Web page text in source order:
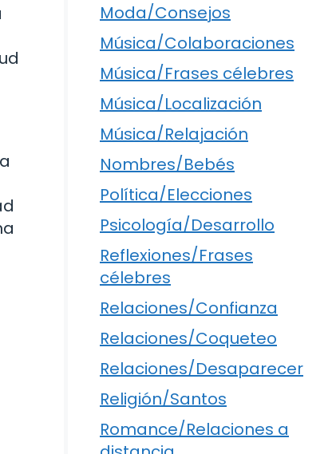
Moda/Consejos
Música/Colaboraciones
Música/Frases célebres
Música/Localización
Música/Relajación
Nombres/Bebés
Política/Elecciones
Psicología/Desarrollo
Reflexiones/Frases
célebres
Relaciones/Confianza
Relaciones/Coqueteo
Relaciones/Desaparecer
Religión/Santos
Romance/Relaciones a